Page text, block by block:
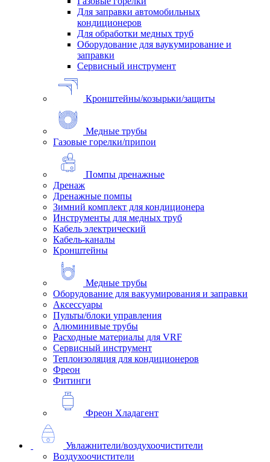
Для заправки автомобильных
кондиционеров
Для обработки медных труб
Оборудование для ваукумирование и
заправки
Сервисный инструмент
Кронштейны/козырьки/защиты
Медные трубы
Газовые горелки/припои
Помпы дренажные
Дренаж
Дренажные помпы
Зимний комплект для кондиционера
Инструменты для медных труб
Кабель электрический
Кабель-каналы
Кронштейны
Медные трубы
Оборудование для вакуумирования и заправки
Аксессуары
Пульты/блоки управления
Алюминивые трубы
Расходные материалы для VRF
Сервисный инструмент
Теплоизоляция для кондиционеров
Фреон
Фитинги
Фреон Хладагент
Увлажнители/воздухоочистители
Воздухоочистители